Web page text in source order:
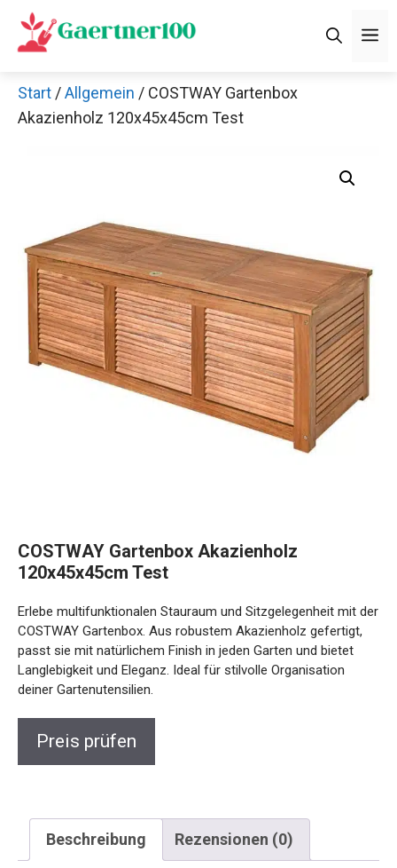
Zum
Inhalt
Start /Allgemein / COSTWAY Gartenbox
Akazienholz 120x45x45cm Test
COSTWAY Gartenbox Akazienholz
120x45x45cm Test
Erlebe multifunktionalen Stauraum und Sitzgelegenheit mit der
COSTWAY Gartenbox. Aus robustem Akazienholz gefertigt,
passt sie mit natürlichem Finish in jeden Garten und bietet
Langlebigkeit und Eleganz. Ideal für stilvolle Organisation
deiner Gartenutensilien.
Preis prüfen
Beschreibung Rezensionen (0)